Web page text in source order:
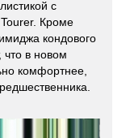
с
Кроме
кондового
что в новом
комфортнее,